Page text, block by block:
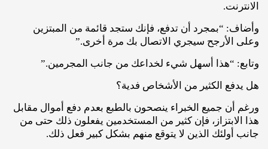
الانترنت.
وأضاف: “بمجرد أن تدفع، فإنك ستجد قائمة من المبتزين
وعلى الأرجح سيجري الاتصال بك مرة أخرى.”
وتابع: “هذا أسهل شيء لخداعك من جانب المجرمين.”
هل يدفع الكثير من الأشخاص فدية؟
ورغم أن جميع الخبراء ينصحون بالطبع بعدم دفع أموال مقابل
هذا الابتزاز، فإن كثير من المستخدمين يفعلون ذلك حتى من
جانب أولئك الذين لا يتوقع منهم بشكل كبير فعل ذلك.